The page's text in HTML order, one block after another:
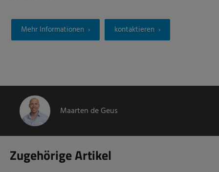
Mehr Informationen kontaktieren
Maarten de Geus
Zugehörige Artikel